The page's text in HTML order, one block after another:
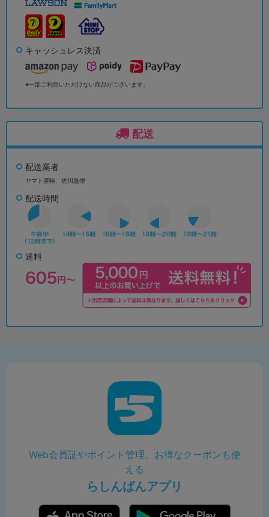
キャッシュレス決済
※一部ご利用いただけない商品がございます。
配送
配送業者
ヤマト運輸、佐川急便
配送時間
送料
Web会員証やポイント管理、お得なクーポンも使
える
らしんばんアプリ